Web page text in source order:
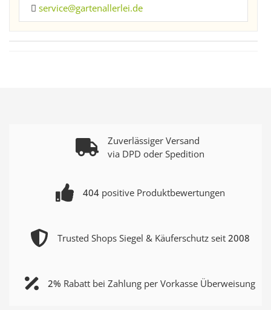
service@gartenallerlei.de
Zuverlässiger Versand
via DPD oder Spedition
404positive Produktbewertungen
Trusted Shops Siegel & Käuferschutz seit 2008
2% Rabatt bei Zahlung per Vorkasse Überweisung